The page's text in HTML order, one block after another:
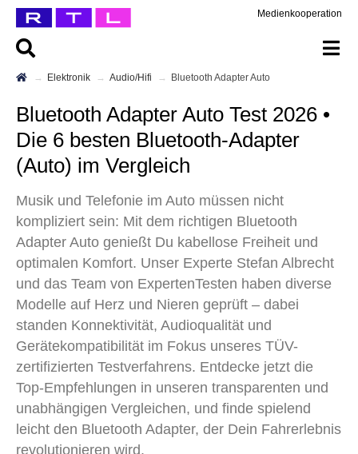
Medienkooperation
Elektronik Audio/Hifi Bluetooth Adapter Auto
Bluetooth Adapter Auto Test 2026 •
Die 6 besten Bluetooth-Adapter
(Auto) im Vergleich
Musik und Telefonie im Auto müssen nicht
kompliziert sein: Mit dem richtigen Bluetooth
Adapter Auto genießt Du kabellose Freiheit und
optimalen Komfort. Unser Experte Stefan Albrecht
und das Team von ExpertenTesten haben diverse
Modelle auf Herz und Nieren geprüft – dabei
standen Konnektivität, Audioqualität und
Gerätekompatibilität im Fokus unseres TÜV-
zertifizierten Testverfahrens. Entdecke jetzt die
Top-Empfehlungen in unseren transparenten und
unabhängigen Vergleichen, und finde spielend
leicht den Bluetooth Adapter, der Dein Fahrerlebnis
revolutionieren wird.